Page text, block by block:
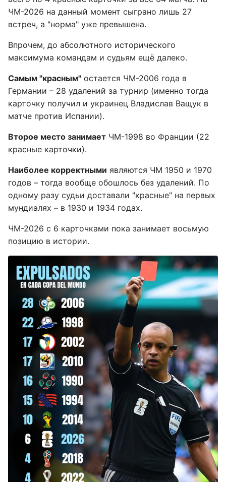
ЧМ-2026 на данный момент сыграно лишь 27
встреч, а "норма" уже превышена.
Впрочем, до абсолютного исторического
максимума командам и судьям ещё далеко.
Самым "красным" остается ЧМ-2006 года в
Германии – 28 удалений за турнир (именно тогда
карточку получил и украинец Владислав Ващук в
матче против Испании).
Второе место занимает ЧМ-1998 во Франции (22
красные карточки).
Наиболее корректными являются ЧМ 1950 и 1970
годов – тогда вообще обошлось без удалений. По
одному разу судьи доставали "красные" на первых
мундиалях – в 1930 и 1934 годах.
ЧМ-2026 с 6 карточками пока занимает восьмую
позицию в истории.